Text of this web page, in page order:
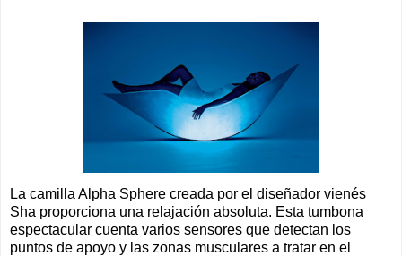
La camilla Alpha Sphere creada por el diseñador vienés
Sha proporciona una relajación absoluta. Esta tumbona
espectacular cuenta varios sensores que detectan los
puntos de apoyo y las zonas musculares a tratar en el